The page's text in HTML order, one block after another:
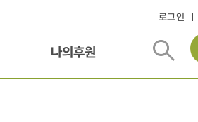
로그인
나의후원